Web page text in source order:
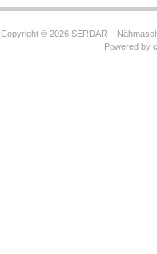
Copyright © 2026 SERDAR –
Powered by